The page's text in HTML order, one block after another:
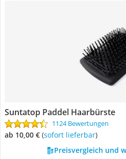
Suntatop Paddel Haarbürste
1124 Bewertungen
ab 10,00 € ( Sofort lieferbar)
Preisvergleich und